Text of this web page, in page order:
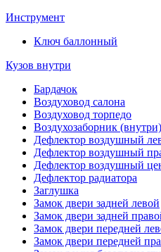
Инструмент
Ключ баллонный
Кузов внутри
Бардачок
Воздуховод салона
Воздуховод торпедо
Воздухозаборник (внутри)
Дефлектор воздушный
Дефлектор воздушный
Дефлектор воздушный
Дефлектор радиатора
Заглушка
Замок двери задней левой
Замок двери задней
Замок двери передней
Замок двери передней